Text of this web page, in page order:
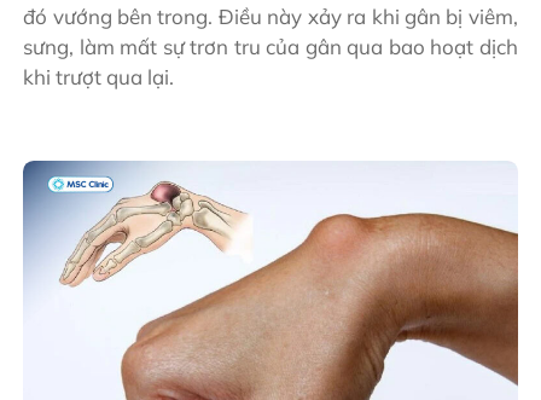
đó vướng bên trong. Điều này xảy ra khi gân bị viêm,
sưng, làm mất sự trơn tru của gân qua bao hoạt dịch
khi trượt qua lại.